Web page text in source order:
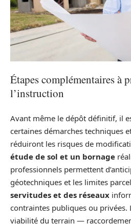
Étapes complémentaires à
l’instruction
Avant même le dépôt définitif, il
certaines démarches techniques
réduiront les risques de
étude de sol et un bornage
professionnels permettent
géotechniques et les limites
servitudes et des réseaux
contraintes publiques ou privées.
viabilité du terrain —